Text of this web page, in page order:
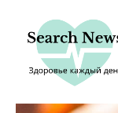
содержимому